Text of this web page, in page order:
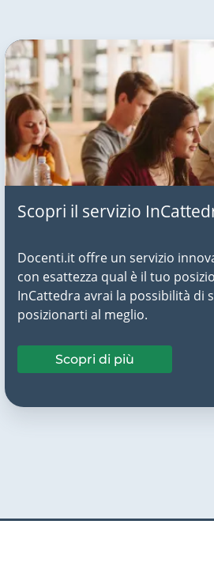
Scopri il servizio
Docenti.it offre un servizio
con esattezza qual è il tuo
InCattedra avrai la possibilità di
posizionarti al meglio.
Scopri di più